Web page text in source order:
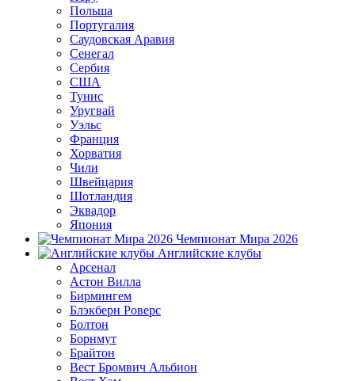
Польша
Португалия
Саудовская Аравия
Сенегал
Сербия
США
Тунис
Уругвай
Уэльс
Франция
Хорватия
Чили
Швейцария
Шотландия
Эквадор
Япония
Чемпионат Мира 2026
Английские клубы
Арсенал
Астон Вилла
Бирмингем
Блэкберн Роверс
Болтон
Борнмут
Брайтон
Вест Бромвич Альбион